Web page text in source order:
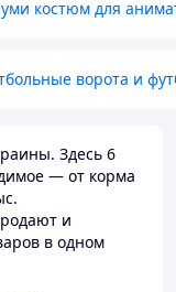
костюм для
ворота и
Здесь 6
— от корма
и
в одном